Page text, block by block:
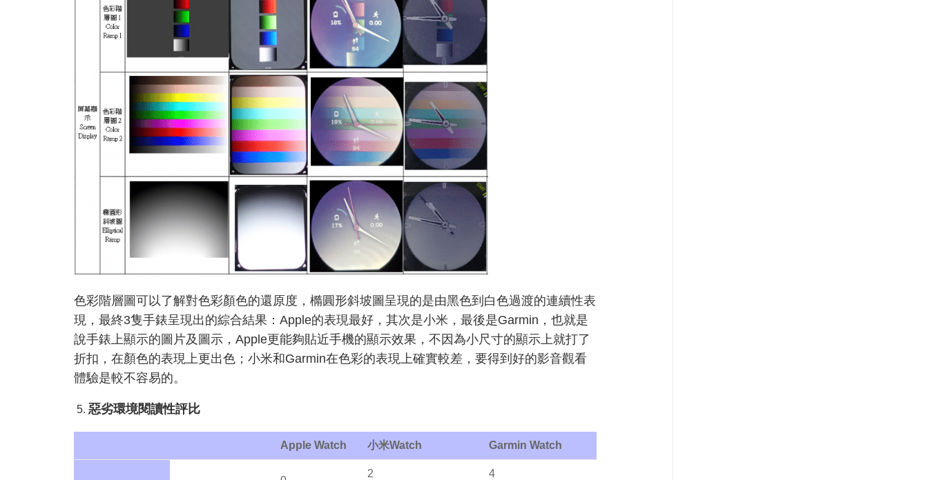
色彩階層圖可以了解對色彩顏色的還原度，橢圓形斜坡圖呈現的是由黑色到白色過渡的連續性表
現，最終3隻手錶呈現出的綜合結果：Apple的表現最好，其次是小米，最後是Garmin，也就是
說手錶上顯示的圖片及圖示，Apple更能夠貼近手機的顯示效果，不因為小尺寸的顯示上就打了
折扣，在顏色的表現上更出色；小米和Garmin在色彩的表現上確實較差，要得到好的影音觀看
體驗是較不容易的。
惡劣環境閱讀性評比
Apple Watch 小米Watch Garmin Watch
2 4